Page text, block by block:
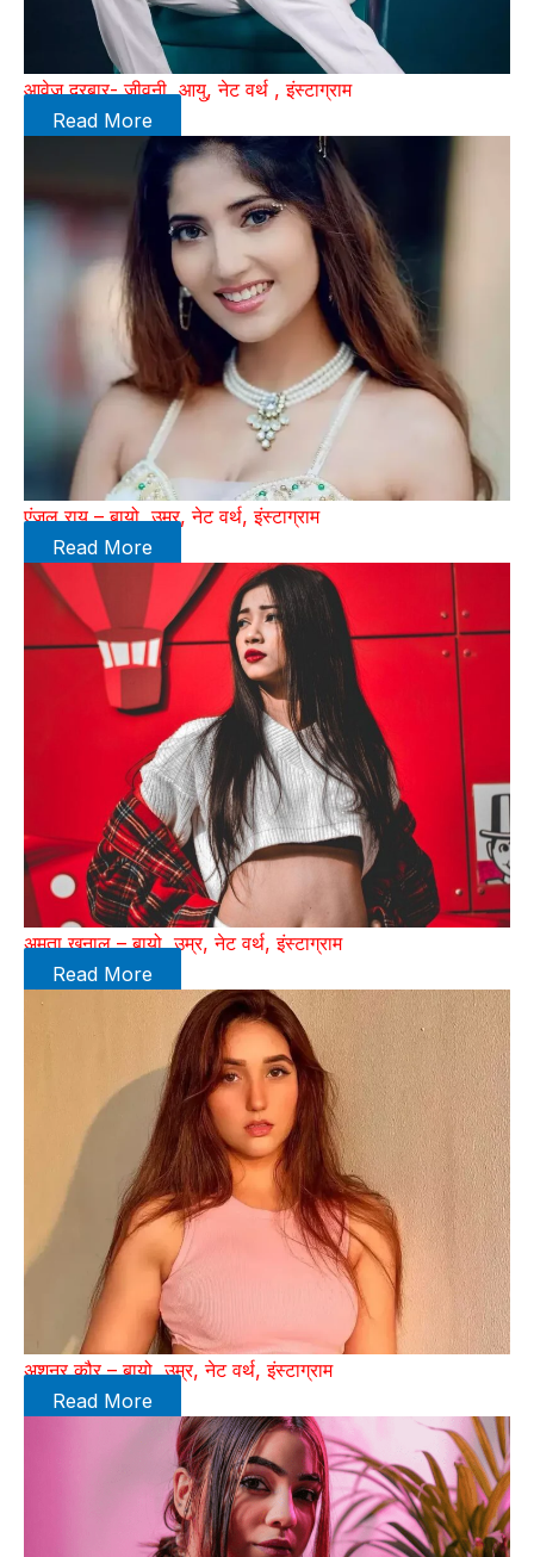
आवेज दरबार- जीवनी, आयु, नेट वर्थ , इंस्टाग्राम
Read More
एंजल राय – बायो, उम्र, नेट वर्थ, इंस्टाग्राम
Read More
अमृता खनाल – बायो, उम्र, नेट वर्थ, इंस्टाग्राम
Read More
अशनूर कौर – बायो, उम्र, नेट वर्थ, इंस्टाग्राम
Read More